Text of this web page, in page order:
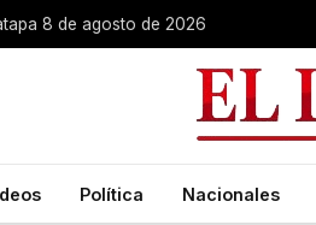
8 de agosto de 2026
Política Nacionales